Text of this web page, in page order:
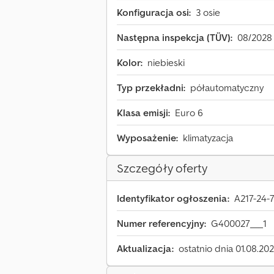
Konfiguracja osi: 3 osie
Następna inspekcja (TÜV): 08/2028
Kolor: niebieski
Typ przekładni: półautomatyczny
Klasa emisji: Euro 6
Wyposażenie: klimatyzacja
Szczegóły oferty
Identyfikator ogłoszenia: A217-24-
Numer referencyjny: G400027___1
Aktualizacja: ostatnio dnia